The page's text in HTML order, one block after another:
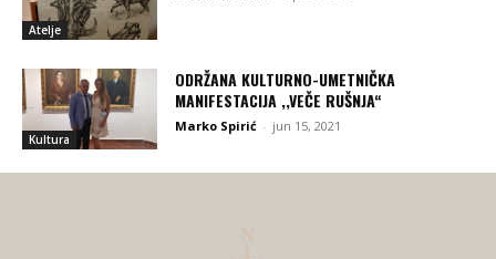
Atelje
Kultura
ODRŽANA KULTURNO-UMETNIČKA
MANIFESTACIJA ,,VEČE RUŠNJA“
Marko Spirić - jun 15, 2021